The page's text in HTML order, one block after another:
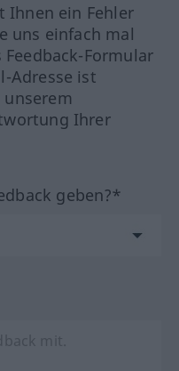
Ihnen ein Fehler
uns einfach mal
Formular
Adresse ist
Ihrer
geben?*